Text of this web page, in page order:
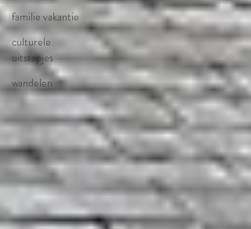
familie vakantie
culturele
uitstapjes
wandelen